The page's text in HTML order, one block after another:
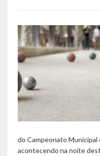
do Campeonato Municipal
acontecendo na noite